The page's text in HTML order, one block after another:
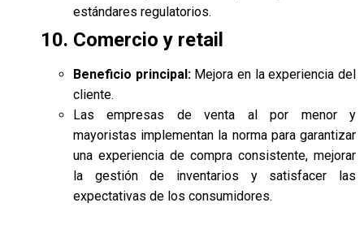
estándares regulatorios.
10. Comercio y retail
Beneficio principal:Mejora en la experiencia del
cliente.
Las empresas de venta al por menor y
mayoristas implementan la norma para garantizar
una experiencia de compra consistente, mejorar
la gestión de inventarios y satisfacer las
expectativas de los consumidores.